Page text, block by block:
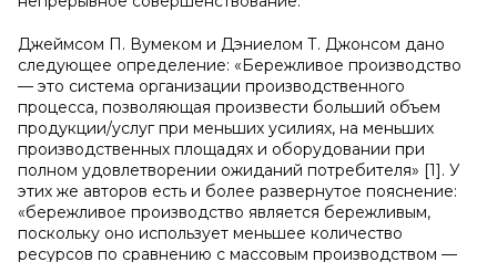
Джеймсом П. Вумеком и Дэниелом Т. Джонсом дано
следующее определение: «Бережливое производство
— это система организации производственного
процесса, позволяющая произвести больший объем
продукции/услуг при меньших усилиях, на меньших
производственных площадях и оборудовании при
полном удовлетворении ожиданий потребителя» [1]. У
этих же авторов есть и более развернутое пояснение:
«бережливое производство является бережливым,
поскольку оно использует меньшее количество
ресурсов по сравнению с массовым производством —